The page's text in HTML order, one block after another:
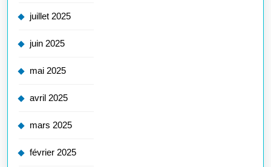
juillet 2025
juin 2025
mai 2025
avril 2025
mars 2025
février 2025